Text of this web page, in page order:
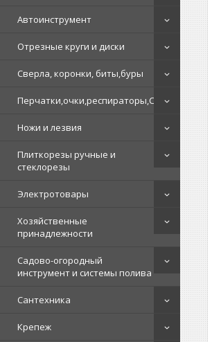
Автоинструмент
Отрезные круги и диски
Сверла, коронки, биты,буры
Перчатки,очки,респираторы,СИЗ
Ножи и лезвия
Плиткорезы ручные и
стеклорезы
Электротовары
Хозяйственные
принадлежности
Садово-огородный
инструмент и системы полива
Сантехника
Крепеж